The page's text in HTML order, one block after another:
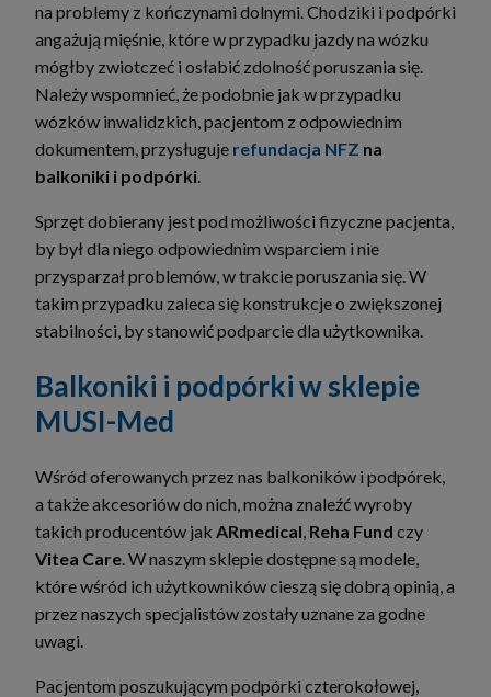
na problemy z kończynami dolnymi. Chodziki i podpórki
angażują mięśnie, które w przypadku jazdy na wózku
mógłby zwiotczeć i osłabić zdolność poruszania się.
Należy wspomnieć, że podobnie jak w przypadku
wózków inwalidzkich, pacjentom z odpowiednim
dokumentem, przysługuje refundacja NFZ na
balkoniki i podpórki.
Sprzęt dobierany jest pod możliwości fizyczne pacjenta,
by był dla niego odpowiednim wsparciem i nie
przysparzał problemów, w trakcie poruszania się. W
takim przypadku zaleca się konstrukcje o zwiększonej
stabilności, by stanowić podparcie dla użytkownika.
Balkoniki i podpórki w sklepie
MUSI-Med
Wśród oferowanych przez nas balkoników i podpórek,
a także akcesoriów do nich, można znaleźć wyroby
takich producentów jak ARmedical Reha Fund czy
Vitea Care . W naszym sklepie dostępne są modele,
które wśród ich użytkowników cieszą się dobrą opinią, a
przez naszych specjalistów zostały uznane za godne
uwagi.
Pacjentom poszukującym podpórki czterokołowej,